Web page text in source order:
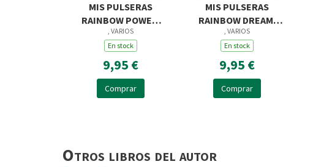
MIS PULSERAS
RAINBOW POWER.
JOYAS
, VARIOS
En stock
9,95 €
Comprar
MIS PULSERAS
RAINBOW DREAM.
JOYAS
, VARIOS
En stock
9,95 €
Comprar
Otros libros del autor